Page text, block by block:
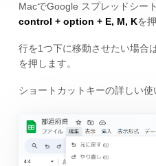
MacでGoogle スプレッドシー
control + option + E, M, Kを
行を1つ下に移動させたい場合は
を押します。
ショートカットキーの詳しい使